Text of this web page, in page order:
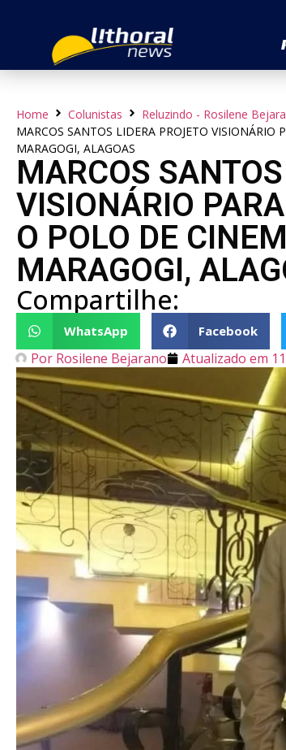
Home Colunistas
Reluzindo - Rosilene
MARCOS SANTOS LIDERA PROJETO
MARAGOGI, ALAGOAS
MARCOS
VISIONÁRIO
O POLO DE
MARAGOGI,
Compartilhe:
WhatsApp Facebook
Por Rosilene Bejarano Atualizado em